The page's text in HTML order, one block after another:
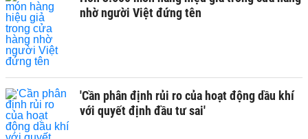
nhờ người Việt đứng tên
'Cần phân định rủi ro của hoạt động dầu khí
với quyết định đầu tư sai'